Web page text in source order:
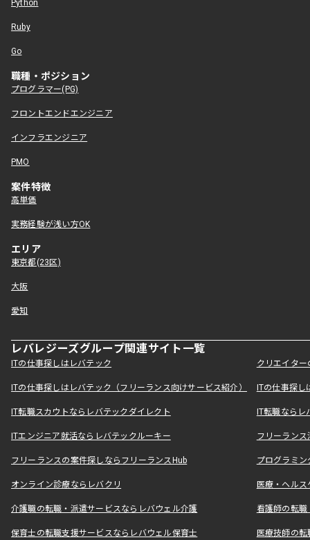
Python
Ruby
Go
職種・ポジション
プログラマー(PG)
フロントエンドエンジニア
インフラエンジニア
PMO
案件特徴
高単価
実務経験が浅い方OK
エリア
東京都(23区)
大阪
愛知
レバレジーズグループ関連サイト一覧
ITの仕事探しはレバテック クリエイタ
ITの仕事探しはレバテック（フリーランス向けサービス紹介） ITの仕事探
IT転職スカウトならレバテックダイレクト IT転職なら
ITエンジニア就活ならレバテックルーキー フリーラン
フリーランスの案件探しならフリーランスHub プログラミ
オンライン診療ならレバクリ 医療・ヘル
介護職の転職・派遣サービスならレバウェル介護 看護師の転
保育士の転職支援サービスならレバウェル保育士 医療技師の